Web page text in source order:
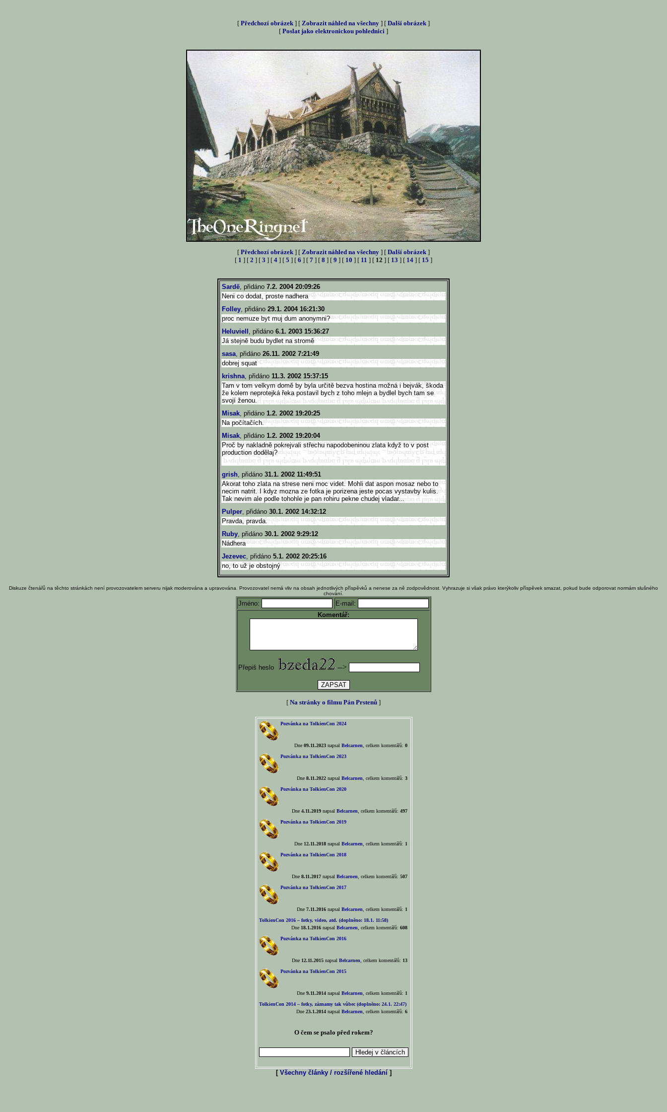
[ Předchozí obrázek ] [ Zobrazit náhled na všechny ] [ Další obrázek ]
[ Poslat jako elektronickou pohlednici ]
[ Předchozí obrázek ] [ Zobrazit náhled na všechny ] [ Další obrázek ]
[ 1 ] [ 2 ] [ 3 ] [ 4 ] [ 5 ] [ 6 ] [ 7 ] [ 8 ] [ 9 ] [ 10 ] [ 11 ] [ 12 ] [ 13 ] [ 14 ] [ 15 ]
Sardë, přidáno 7.2. 2004 20:09:26
Neni co dodat, proste nadhera
Folley, přidáno 29.1. 2004 16:21:30
proc nemuze byt muj dum anonymni?
Heluviell , přidáno 6.1. 2003 15:36:27
Já stejně budu bydlet na stromě
sasa, přidáno 26.11. 2002 7:21:49
dobrej squat
krishna, přidáno 11.3. 2002 15:37:15
Tam v tom velkym domě by byla určitě bezva hostina možná i bejvák, škoda
že kolem neprotejká řeka postavil bych z toho mlejn a bydlel bych tam se
svojí ženou.
Misak, přidáno 1.2. 2002 19:20:25
Na počítačích.
Misak, přidáno 1.2. 2002 19:20:04
Proč by nakladně pokrejvali střechu napodobeninou zlata když to v post
production dodělaj?
grish, přidáno 31.1. 2002 11:49:51
Akorat toho zlata na strese neni moc videt. Mohli dat aspon mosaz nebo to
necim natrit. I kdyz mozna ze fotka je porizena jeste pocas vystavby kulis.
Tak nevim ale podle tohohle je pan rohiru pekne chudej vladar...
Pulper, přidáno 30.1. 2002 14:32:12
Pravda, pravda.
Ruby, přidáno 30.1. 2002 9:29:12
Nádhera
Jezevec, přidáno 5.1. 2002 20:25:16
no, to už je obstojný
Diskuze čtenářů na těchto stránkách není provozovatelem serveru nijak moderována a upravována. Provozovatel nemá vliv na obsah jednotlivých příspěvků a nenese za ně zodpovědnost. Vyhrazuje si však právo kterýkoliv příspěvek smazat, pokud bude odporovat normám slušného
chování.
Jméno:
E-mail:
Komentář:
Přepiš heslo -->
[ Na stránky o filmu Pán Prstenů ]
Pozvánka na TolkienCon 2024
Dne 09.11.2023napsal Belcarnen , celkem komentářů: 0
Pozvánka na TolkienCon 2023
Dne 8.11.2022napsal Belcarnen , celkem komentářů: 3
Pozvánka na TolkienCon 2020
Dne 4.11.2019napsal Belcarnen , celkem komentářů: 497
Pozvánka na TolkienCon 2019
Dne 12.11.2018napsal Belcarnen , celkem komentářů: 1
Pozvánka na TolkienCon 2018
Dne 8.11.2017napsal Belcarnen , celkem komentářů: 507
Pozvánka na TolkienCon 2017
Dne 7.11.2016napsal Belcarnen , celkem komentářů: 1
TolkienCon 2016 – fotky, video, atd. (doplněno: 18.1. 11:58)
Dne 18.1.2016napsal Belcarnen , celkem komentářů: 608
Pozvánka na TolkienCon 2016
Dne 12.11.2015napsal Belcarnen , celkem komentářů: 13
Pozvánka na TolkienCon 2015
Dne 9.11.2014napsal Belcarnen , celkem komentářů: 1
TolkienCon 2014 – fotky, záznamy tak vůbec (doplněno: 24.1. 22:47)
Dne 23.1.2014napsal Belcarnen , celkem komentářů: 6
O čem se psalo před rokem?
[ Všechny články / rozšířené hledání]